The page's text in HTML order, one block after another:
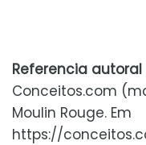
Referencia autoral
Conceitos.com
Moulin Rouge. Em
https://